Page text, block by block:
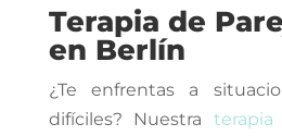
Terapia de
en Berlín
¿Te enfrentas a
difíciles? Nuestra